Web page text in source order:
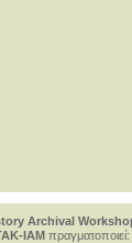
Archival
ΙΑΜ πραγματοποιεί: